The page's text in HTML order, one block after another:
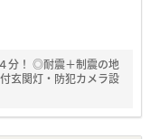
分！ ◎耐震＋制震の地
玄関灯・防犯カメラ設